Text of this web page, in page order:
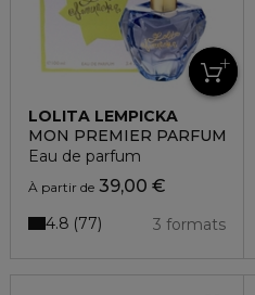
LOLITA LEMPICKA
MON PREMIER PARFUM
Eau de parfum
À partir de 39,00 €
3 formats
4.8 77